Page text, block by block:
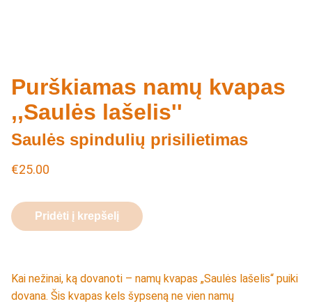
Purškiamas namų kvapas
,,Saulės lašelis''
Saulės spindulių prisilietimas
€25.00
Pridėti į krepšelį
Kai nežinai, ką dovanoti – namų kvapas „Saulės lašelis“ puiki
dovana. Šis kvapas kels šypseną ne vien namų